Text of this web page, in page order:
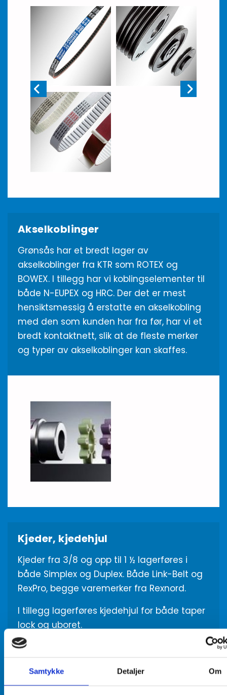
Samtykke Detaljer Om
Akselkoblinger
Grønsås har et bredt lager av
akselkoblinger fra KTR som ROTEX og
BOWEX. I tillegg har vi koblingselementer til
både N-EUPEX og HRC. Der det er mest
hensiktsmessig å erstatte en akselkobling
med den som kunden har fra før, har vi et
bredt kontaktnett, slik at de fleste merker
og typer av akselkoblinger kan skaffes.
Kjeder, kjedehjul
Kjeder fra 3/8 og opp til 1 ½ lagerføres i
både Simplex og Duplex. Både Link-Belt og
RexPro, begge varemerker fra Rexnord.
I tillegg lagerføres kjedehjul for både taper
lock og uboret.